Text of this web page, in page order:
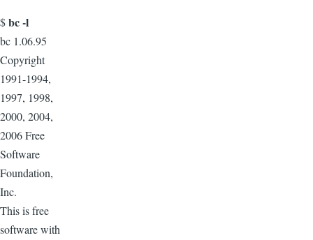
$bc -l
bc 1.06.95
Copyright
1991-1994,
1997, 1998,
2000, 2004,
2006 Free
Software
Foundation,
Inc.
This is free
software with